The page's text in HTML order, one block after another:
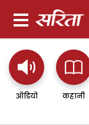
ऑडियो कहानी